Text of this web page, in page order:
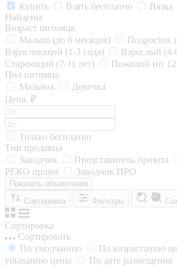
Купить
Взять бесплатно Вязка
Найдены
Возраст питомца
Малыш (до 6 месяцев)
Подросток
Взрослеющий (1-3 года)
Взрослый (4-
Стареющий (7-11 лет)
Пожилой (от 12
Пол питомца
Мальчик
Девочка
Цена, ₽
Только бесплатно
Тип продавца
Заводчик
Представитель приюта
РЕКО приют
Заводчик ПРО
Показать объявления
Сортировка
Фильтры
Сортировка
Сортировать
По умолчанию
По возрастанию
убыванию цены
По дате размещения